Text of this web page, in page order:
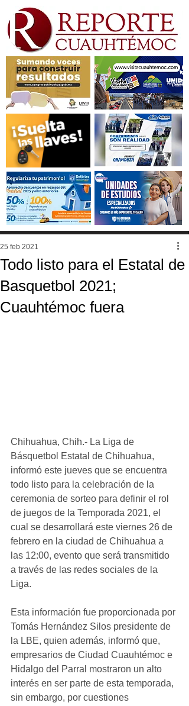
Todo listo para el Estatal de
Basquetbol 2021;
Cuauhtémoc fuera
25 feb 2021
Chihuahua, Chih.- La Liga de
Básquetbol Estatal de Chihuahua,
informó este jueves que se encuentra
todo listo para la celebración de la
ceremonia de sorteo para definir el rol
de juegos de la Temporada 2021, el
cual se desarrollará este viernes 26 de
febrero en la ciudad de Chihuahua a
las 12:00, evento que será transmitido
a través de las redes sociales de la
Liga.
Esta información fue proporcionada por
Tomás Hernández Silos presidente de
la LBE, quien además, informó que,
empresarios de Ciudad Cuauhtémoc e
Hidalgo del Parral mostraron un alto
interés en ser parte de esta temporada,
sin embargo, por cuestiones